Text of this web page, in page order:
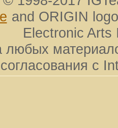
and ORIGIN
Electronic Arts
любых
с